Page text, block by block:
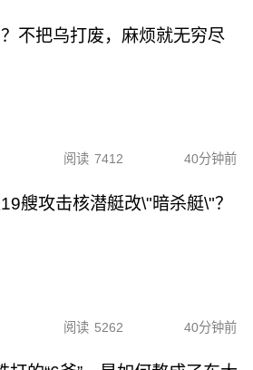
不把乌打废，麻烦就无穷尽
阅读 7412 40分钟前
艘攻击核潜艇改\"暗杀艇\"？
阅读 5262 40分钟前